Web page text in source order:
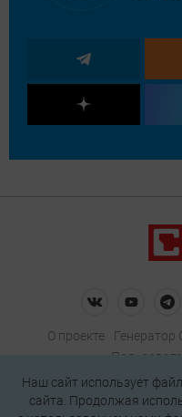
О проекте Генератор
Политика
Наш сайт использует
сайта. Продолжая